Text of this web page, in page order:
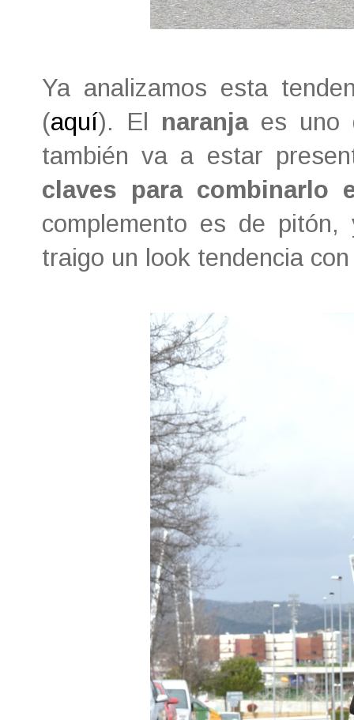
Ya analizamos esta
(aquí). El naranjaes uno
también va a estar
claves para combinarlo
complemento es de
traigo un look tendencia